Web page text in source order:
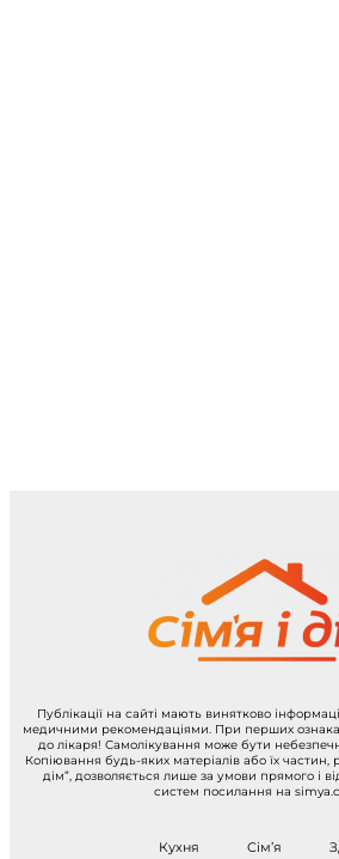
Публікації на сайті мають винятково
медичними рекомендаціями. При перших
до лікаря! Самолікування може бути
Копіювання будь-яких матеріалів або їх частин,
дім”, дозволяється лише за умови прямого і
систем посилання на
Кухня Сім’я